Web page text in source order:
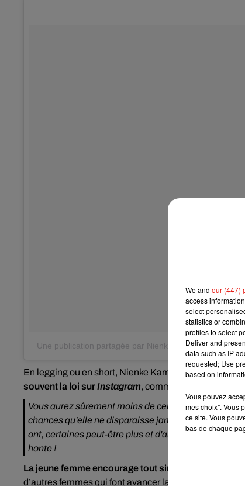
Une publication partagée par Nienke (@nienkke)le10
En legging ou en short, Nienke Kampman veut se
souvent la loi surInstagram, comme elle le rappelle
Vous aurez sûrement moins de cellulite en faisant
chances qu’elle ne disparaisse jamais
ont, certaines peut-être plus et d'autres peut-être
honte !
La jeune femme encourage tout simplement les
d’autres femmes qui font avancer la cause féminine
We and our (447)
access
select
statistics or
profiles to select
Deliver and
data such as IP
requested; Use
based on
Vous pouvez
mes choix". Vous
ce site. Vous
bas de chaque